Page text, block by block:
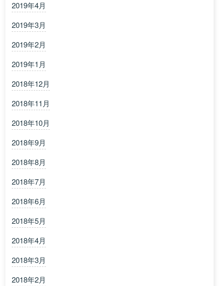
2019年4月
2019年3月
2019年2月
2019年1月
2018年12月
2018年11月
2018年10月
2018年9月
2018年8月
2018年7月
2018年6月
2018年5月
2018年4月
2018年3月
2018年2月